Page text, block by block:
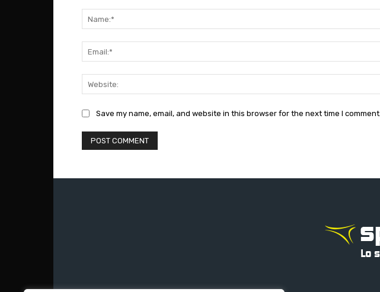
Save my name, email, and website in this browser for the next time I comment.